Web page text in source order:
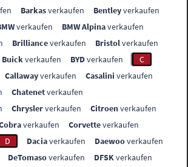
Barkasverkaufen Bentleyverkaufen
verkaufen BMW Alpinaverkaufen
Brillianceverkaufen Bristolverkaufen
Buickverkaufen BYDverkaufen
C
Callawayverkaufen Casalini verkaufen
Chatenetverkaufen
Chryslerverkaufen Citroenverkaufen
verkaufen Corvetteverkaufen
D Daciaverkaufen Daewooverkaufen
DeTomasoverkaufen DFSKverkaufen